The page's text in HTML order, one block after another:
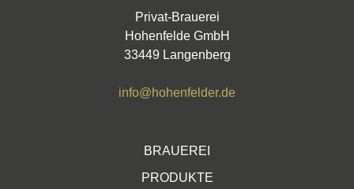
Privat-Brauerei
Hohenfelde GmbH
33449 Langenberg
info@hohenfelder.de
BRAUEREI
PRODUKTE